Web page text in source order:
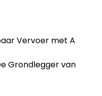
Vervoer met A
Grondlegger van